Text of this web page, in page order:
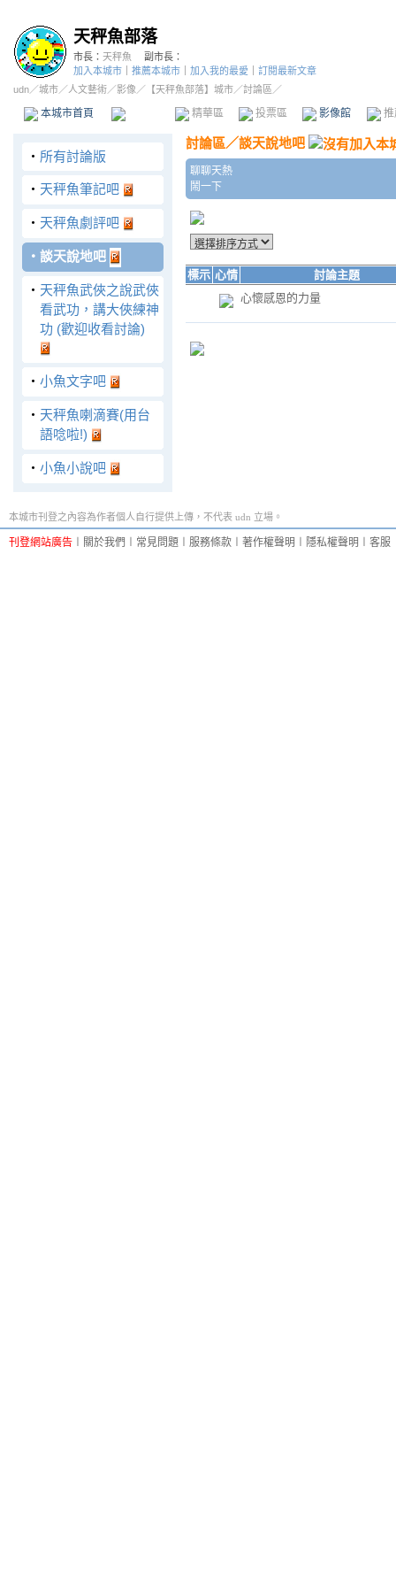
天秤魚部落
市長： 天秤魚
副市長：
加入本城市
推薦本城市 加入我的最愛
訂閱最新文章
udn／城市／人文藝術／影像 ／ 【天秤魚部落】城市／討論區／
本城市首頁 精華區 投票區 影像館
‧ 所有討論版
‧ 天秤魚筆記吧
‧ 天秤魚劇評吧
‧ 談天說地吧
‧ 天秤魚武俠之說武俠
看武功，講大俠練神
功 (歡迎收看討論)
‧ 小魚文字吧
‧ 天秤魚喇滴賽(用台
語唸啦!)
‧ 小魚小說吧
討論區／談天說地吧
聊聊天熱
鬧一下
標示 心情
討論主題
心懷感恩的力量
本城市刊登之內容為作者個人自行提供上傳，不代表 udn 立場。
刊登網站廣告 關於我們 常見問題 服務條款 著作權聲明 隱私權聲明 客服